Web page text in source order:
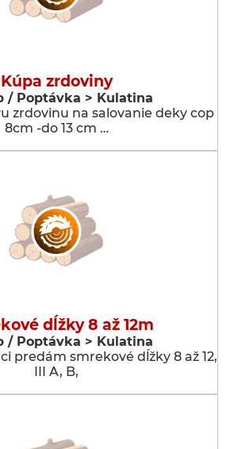
Kúpa zrdoviny
/ Poptávka > Kulatina
zrdovinu na salovanie deky cop
8cm -do 13 cm …
dĺžky 8 až 12m
/ Poptávka > Kulatina
predám smrekové dĺžky 8 až 12,
III A, B,